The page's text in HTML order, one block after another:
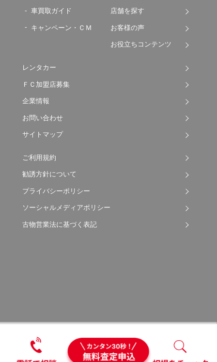
車買取ガイド
キャンペーン・ＣＭ
店舗を探す
お客様の声
お役立ちコンテンツ
レンタカー
ＦＣ加盟店募集
企業情報
お問い合わせ
サイトマップ
ご利用規約
勧誘方針について
プライバシーポリシー
ソーシャルメディアポリシー
古物営業法に基づく表記